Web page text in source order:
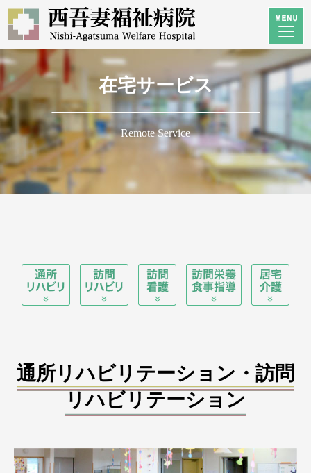
在宅サービス
Remote Service
通所リハビリテーション・訪問
リハビリテーション